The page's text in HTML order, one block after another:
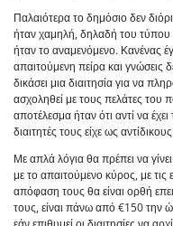
Παλαιότερα το δημόσιο δεν
ήταν χαμηλή, δηλαδή του
ήταν το αναμενόμενο. Κανένας
απαιτούμενη πείρα και γνώσεις
δικάσει μια διαιτησία για να
ασχοληθεί με τους πελάτες
αποτέλεσμα ήταν ότι αντί να
διαιτητές τους είχε ως
Με απλά λόγια θα πρέπει να
με το απαιτούμενο κύρος, με τις
απόφαση τους θα είναι ορθή
τους, είναι πάνω από €150 την